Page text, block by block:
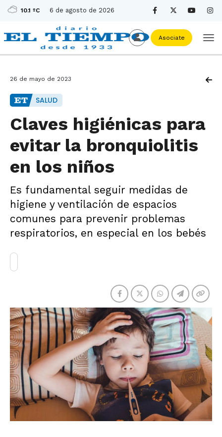
10.1 ºC 6 de agosto de 2026
Asociate
26 de mayo de 2023
SALUD
Claves higiénicas para
evitar la bronquiolitis
en los niños
Es fundamental seguir medidas de
higiene y ventilación de espacios
comunes para prevenir problemas
respiratorios, en especial en los bebés